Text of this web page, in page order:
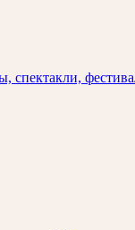
спектакли,